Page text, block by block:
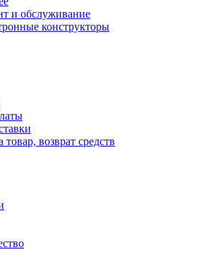
и обслуживание
конструкторы
товар, возврат средств